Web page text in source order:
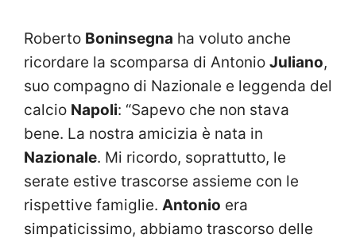
Roberto Boninsegna ha voluto anche
ricordare la scomparsa di Antonio Juliano,
suo compagno di Nazionale e leggenda del
calcio Napoli: “Sapevo che non stava
bene. La nostra amicizia è nata in
Nazionale. Mi ricordo, soprattutto, le
serate estive trascorse assieme con le
rispettive famiglie. Antonio era
simpaticissimo, abbiamo trascorso delle